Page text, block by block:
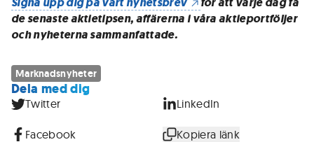
de senaste aktietipsen, affärerna i våra aktieportföljer
och nyheterna sammanfattade.
Marknadsnyheter
Dela med dig
Twitter LinkedIn
Facebook Kopiera länk